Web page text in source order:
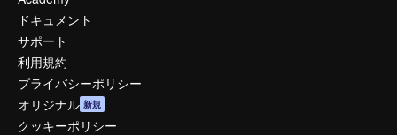
ドキュメント
サポート
利用規約
プライバシーポリシー
オリジナル 新規
クッキーポリシー